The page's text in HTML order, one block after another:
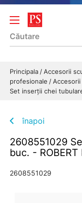
Principala Accesorii
profesionale
Set inserţii chei
înapoi
2608551029
buc. - ROBERT
2608551029